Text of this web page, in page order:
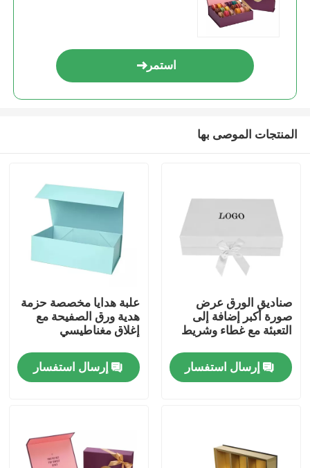
منزل
أشرطة فيديو
استمر
المنتجات الموصى بها
صناديق الورق عرض
صورة أكبر إضافة إلى
التعبئة مع غطاء وشريط
إرسال استفسار
علبة هدايا مخصصة حزمة
هدية ورق الصفيحة مع
إغلاق مغناطيسي
إرسال استفسار